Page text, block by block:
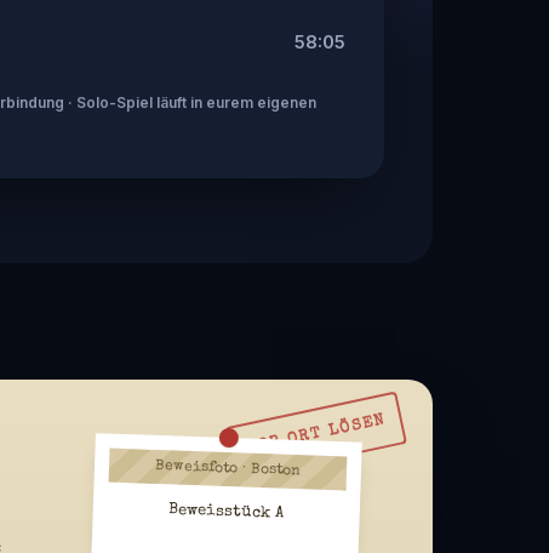
58:05
· Solo-Spiel läuft in eurem eigenen
VOR ORT LÖSEN
Beweisfoto · Boston
Beweisstück A